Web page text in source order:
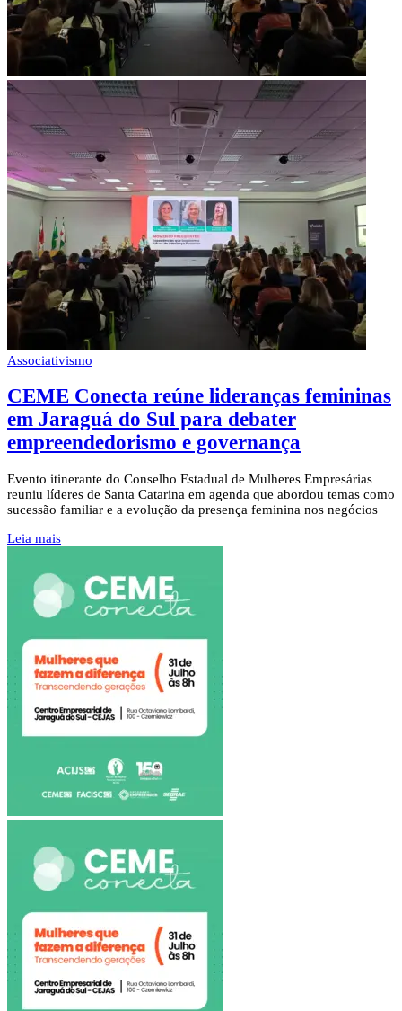
Associativismo
CEME Conecta reúne lideranças femininas
em Jaraguá do Sul para debater
empreendedorismo e governança
Evento itinerante do Conselho Estadual de Mulheres Empresárias
reuniu líderes de Santa Catarina em agenda que abordou temas como
sucessão familiar e a evolução da presença feminina nos negócios
Leia mais